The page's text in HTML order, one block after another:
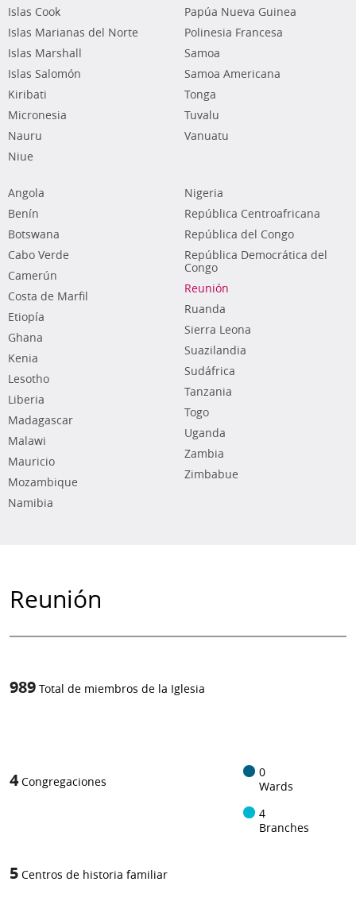
Islas Cook
Islas Marianas del Norte
Islas Marshall
Islas Salomón
Kiribati
Micronesia
Nauru
Niue
Papúa Nueva Guinea
Polinesia Francesa
Samoa
Samoa Americana
Tonga
Tuvalu
Vanuatu
Angola
Benín
Botswana
Cabo Verde
Camerún
Costa de Marfil
Etiopía
Ghana
Kenia
Lesotho
Liberia
Madagascar
Malawi
Mauricio
Mozambique
Namibia
Nigeria
República Centroafricana
República del Congo
República Democrática del
Congo
Reunión
Ruanda
Sierra Leona
Suazilandia
Sudáfrica
Tanzania
Togo
Uganda
Zambia
Zimbabue
Reunión
989 Total de miembros de la Iglesia
4 Congregaciones
0
Wards
4
Branches
5 Centros de historia familiar